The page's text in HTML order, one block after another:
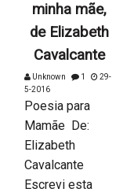
minha mãe,
de Elizabeth
Cavalcante
Unknown 1
29-
5-2016
Poesia para
Mamãe De:
Elizabeth
Cavalcante
Escrevi esta